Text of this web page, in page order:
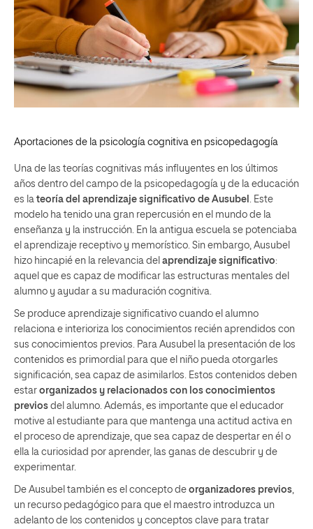
Aportaciones de la psicología cognitiva en psicopedagogía
Una de las teorías cognitivas más influyentes en los últimos
años dentro del campo de la psicopedagogía y de la educación
es la teoría del aprendizaje significativo de Ausubel . Este
modelo ha tenido una gran repercusión en el mundo de la
enseñanza y la instrucción. En la antigua escuela se potenciaba
el aprendizaje receptivo y memorístico. Sin embargo, Ausubel
hizo hincapié en la relevancia del aprendizaje significativo:
aquel que es capaz de modificar las estructuras mentales del
alumno y ayudar a su maduración cognitiva.
Se produce aprendizaje significativo cuando el alumno
relaciona e interioriza los conocimientos recién aprendidos con
sus conocimientos previos. Para Ausubel la presentación de los
contenidos es primordial para que el niño pueda otorgarles
significación, sea capaz de asimilarlos. Estos contenidos deben
estar organizados y relacionados con los conocimientos
previos del alumno. Además, es importante que el educador
motive al estudiante para que mantenga una actitud activa en
el proceso de aprendizaje, que sea capaz de despertar en él o
ella la curiosidad por aprender, las ganas de descubrir y de
experimentar.
De Ausubel también es el concepto de organizadores previos,
un recurso pedagógico para que el maestro introduzca un
adelanto de los contenidos y conceptos clave para tratar